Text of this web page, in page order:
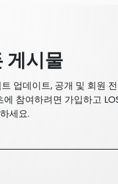
게시물
업데이트, 공개 및 회원
참여하려면 가입하고
하세요.